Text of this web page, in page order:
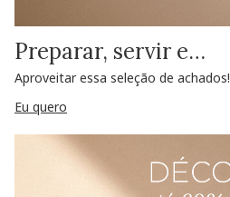
Preparar, servir e…
Aproveitar essa seleção de achados!
Eu quero